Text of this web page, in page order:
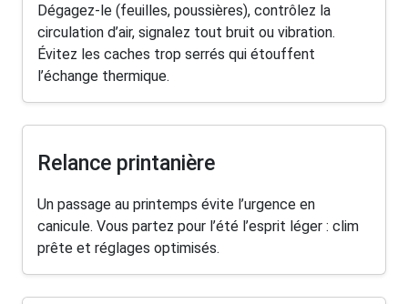
Dégagez-le (feuilles, poussières), contrôlez la
circulation d’air, signalez tout bruit ou vibration.
Évitez les caches trop serrés qui étouffent
l’échange thermique.
Relance printanière
Un passage au printemps évite l’urgence en
canicule. Vous partez pour l’été l’esprit léger : clim
prête et réglages optimisés.